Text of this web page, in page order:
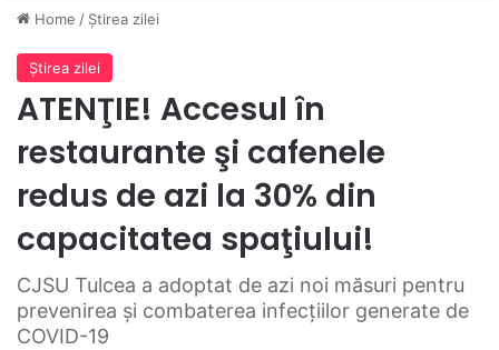
Home / Ştirea zilei
Ştirea zilei
ATENŢIE! Accesul în
restaurante şi cafenele
redus de azi la 30% din
capacitatea spaţiului!
CJSU Tulcea a adoptat de azi noi măsuri pentru
prevenirea şi combaterea infecțiilor generate de
COVID-19